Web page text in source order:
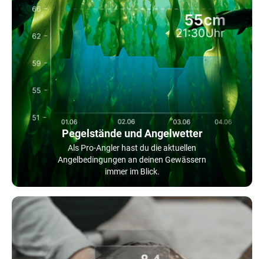
Pegelstände und Angelwetter
Als Pro-Angler hast du die aktuellen
Angelbedingungen an deinen Gewässern
immer im Blick.